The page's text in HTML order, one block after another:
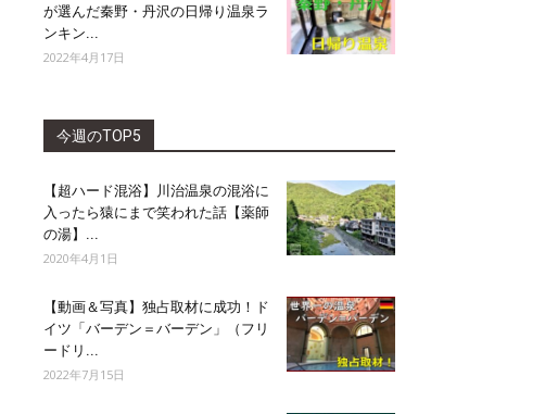
が選んだ秦野・丹沢の日帰り温泉ラ
ンキン...
2022年4月17日
今週のTOP5
【超ハード混浴】川治温泉の混浴に
入ったら猿にまで笑われた話【薬師
の湯】...
2020年4月1日
【動画＆写真】独占取材に成功！ド
イツ「バーデン＝バーデン」（フリ
ードリ...
2022年7月15日